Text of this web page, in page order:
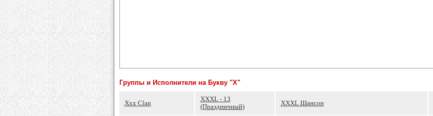
Группы и Исполнители на Букву "X"
Xxx Clan
XXXL - 13
(Праздничный)
XXXL Шансон